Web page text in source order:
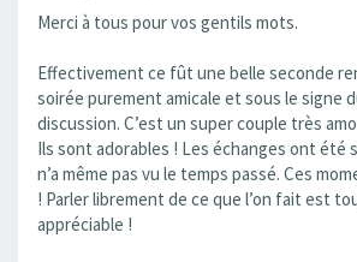
Merci à tous pour vos gentils mots.
Effectivement ce fût une belle seconde
soirée purement amicale et sous le signe
discussion. C’est un super couple très
Ils sont adorables ! Les échanges ont été
n’a même pas vu le temps passé. Ces
! Parler librement de ce que l’on fait est
appréciable !